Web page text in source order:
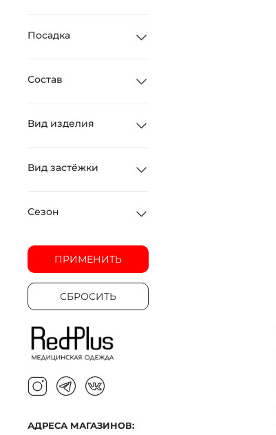
Посадка
Состав
Вид изделия
Вид застёжки
Сезон
ПРИМЕНИТЬ
СБРОСИТЬ
АДРЕСА МАГАЗИНОВ: